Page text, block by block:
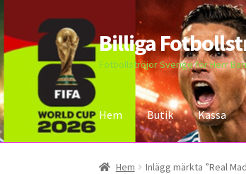
Hoppa
till
navigering
Hoppa
till
innehåll
Billiga
Fotbollströjor Sverige för Herr
Hem Butik Kassa
Hem Bloggar Butik Kassa
Hem Inlägg märkta ”Real